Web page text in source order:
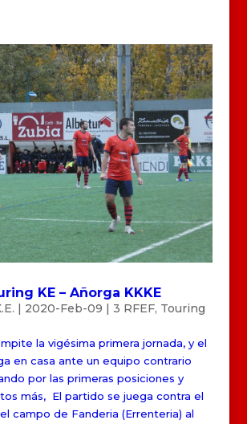
KE – Añorga KKKE
| 2020-Feb-09 | 3 RFEF, Touring
la vigésima primera jornada, y el
en casa ante un equipo contrario
por las primeras posiciones y
más, El partido se juega contra el
campo de Fanderia (Errenteria) al